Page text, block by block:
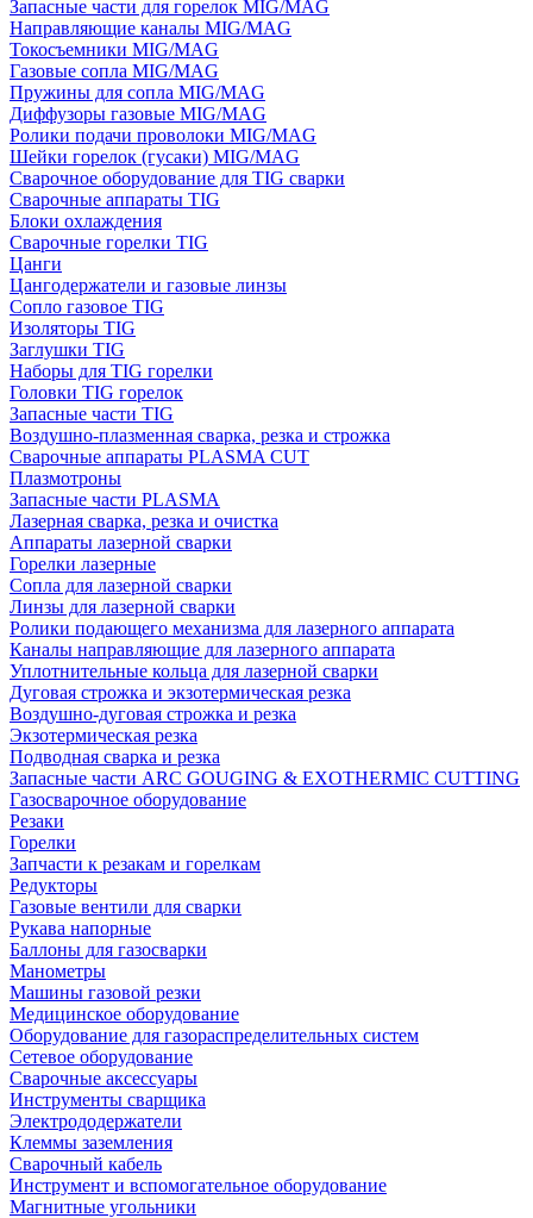
Запасные части для горелок MIG/MAG
Направляющие каналы MIG/MAG
Токосъемники MIG/MAG
Газовые сопла MIG/MAG
Пружины для сопла MIG/MAG
Диффузоры газовые MIG/MAG
Ролики подачи проволоки MIG/MAG
Шейки горелок (гусаки) MIG/MAG
Сварочное оборудование для TIG сварки
Сварочные аппараты TIG
Блоки охлаждения
Сварочные горелки TIG
Цанги
Цангодержатели и газовые линзы
Сопло газовое TIG
Изоляторы TIG
Заглушки TIG
Наборы для TIG горелки
Головки TIG горелок
Запасные части TIG
Воздушно-плазменная сварка, резка и строжка
Сварочные аппараты PLASMA CUT
Плазмотроны
Запасные части PLASMA
Лазерная сварка, резка и очистка
Аппараты лазерной сварки
Горелки лазерные
Сопла для лазерной сварки
Линзы для лазерной сварки
Ролики подающего механизма для лазерного аппарата
Каналы направляющие для лазерного аппарата
Уплотнительные кольца для лазерной сварки
Дуговая строжка и экзотермическая резка
Воздушно-дуговая строжка и резка
Экзотермическая резка
Подводная сварка и резка
Запасные части ARC GOUGING & EXOTHERMIC CUTTING
Газосварочное оборудование
Резаки
Горелки
Запчасти к резакам и горелкам
Редукторы
Газовые вентили для сварки
Рукава напорные
Баллоны для газосварки
Манометры
Машины газовой резки
Медицинское оборудование
Оборудование для газораспределительных систем
Сетевое оборудование
Сварочные аксессуары
Инструменты сварщика
Электрододержатели
Клеммы заземления
Сварочный кабель
Инструмент и вспомогательное оборудование
Магнитные угольники